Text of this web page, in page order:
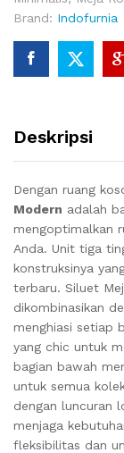
Brand: Indofurnia
Deskripsi
Dengan ruang
Modern adalah
mengoptimalkan
Anda. Unit tiga
konstruksinya
terbaru. Siluet
dikombinasikan
menghiasi setiap
yang chic untuk
bagian bawah
untuk semua
dengan luncuran
menjaga
fleksibilitas dan